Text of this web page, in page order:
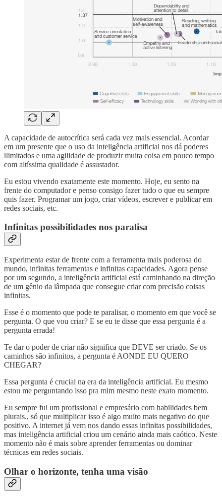
A capacidade de autocrítica será cada vez mais essencial. Acordar
em um presente que o uso da inteligência artificial nos dá poderes
ilimitados e uma agilidade de produzir muita coisa em pouco tempo
com altíssima qualidade é assustador.
Eu estou vivendo exatamente este momento. Hoje, eu sento na
frente do computador e penso consigo fazer tudo o que eu sempre
quis fazer. Programar um jogo, criar vídeos, escrever e publicar em
redes sociais, etc.
Infinitas possibilidades nos paralisa
Experimenta estar de frente com a ferramenta mais poderosa do
mundo, infinitas ferramentas e infinitas capacidades. Agora pense
por um segundo, a inteligência artificial está caminhando na direção
de um gênio da lâmpada que consegue criar com precisão coisas
infinitas.
Esse é o momento que pode te paralisar, o momento em que você se
pergunta. O que vou criar? E se eu te disse que essa pergunta é a
pergunta errada!
Te dar o poder de criar não significa que DEVE ser criado. Se os
caminhos são infinitos, a pergunta é AONDE EU QUERO
CHEGAR?
Essa pergunta é crucial na era da inteligência artificial. Eu mesmo
estou me perguntando isso pra mim mesmo neste exato momento.
Eu sempre fui um profissional e empresário com habilidades bem
plurais., só que multiplicar isso é algo muito mais negativo do que
positivo. A internet já vem nos dando essas infinitas possibilidades,
mas inteligência artificial criou um cenário ainda mais caótico. Neste
momento não é mais sobre aprender ferramentas ou dominar
técnicas em redes sociais.
Olhar o horizonte, tenha uma visão